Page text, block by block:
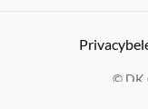
© DK